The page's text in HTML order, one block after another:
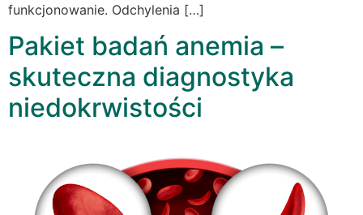
funkcjonowanie. Odchylenia […]
Pakiet badań anemia –
skuteczna diagnostyka
niedokrwistości